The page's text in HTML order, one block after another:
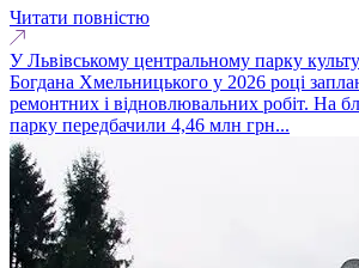
Читати повністю
У Львівському центральному парку
Богдана Хмельницького у 2026 році
ремонтних і відновлювальних робіт. На
парку передбачили 4,46 млн грн...